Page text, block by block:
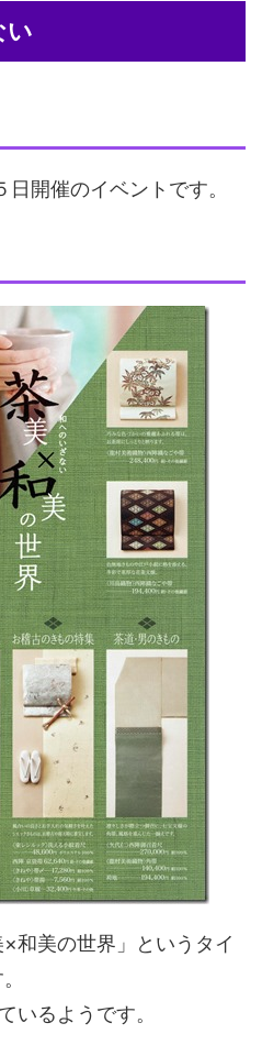
い
開催のイベントです。
×和美の世界」というタイ
いるようです。